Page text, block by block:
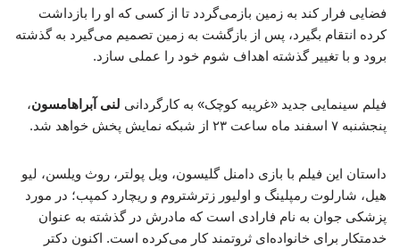
فضایی فرار کند به زمین بازمی‌گردد تا از کسی که او را بازداشت
کرده انتقام بگیرد، پس از بازگشت به زمین تصمیم می‌گیرد به گذشته
برود و با تغییر گذشته اهداف شوم خود را عملی سازد.
فیلم سینمایی جدید «غریبه کوچک» به کارگردانی لنی آبراهامسون،
پنجشنبه ۷ اسفند ماه ساعت ۲۳ از شبکه نمایش پخش خواهد شد.
داستان این فیلم با بازی دامنل گلیسون، ویل پولتر، روث ویلسن، لیو
هیل، شارلوت رمپلینگ و اولیور زترشتروم و ریچارد کمپب؛ در مورد
پزشکی جوان به نام فارادی است که مادرش در گذشته به عنوان
خدمتکار برای خانواده‌ای ثروتمند کار می‌کرده است. اکنون دکتر